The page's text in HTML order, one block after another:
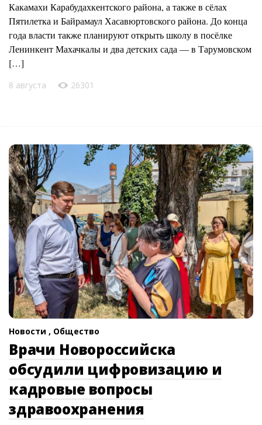
Какамахи Карабудахкентского района, а также в сёлах
Пятилетка и Байрамаул Хасавюртовского района. До конца
года власти также планируют открыть школу в посёлке
Ленинкент Махачкалы и два детских сада — в Тарумовском
[…]
8 августа 26301
Новости , Общество
Врачи Новороссийска
обсудили цифровизацию и
кадровые вопросы
здравоохранения